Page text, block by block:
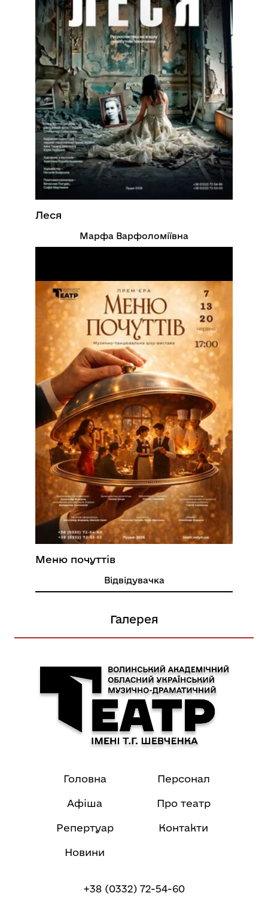
Леся
Марфа Варфоломіївна
Меню почуттів
Відвідувачка
Галерея
Головна
Афіша
Репертуар
Новини
Персонал
Про театр
Контакти
+38 (0332) 72-54-60